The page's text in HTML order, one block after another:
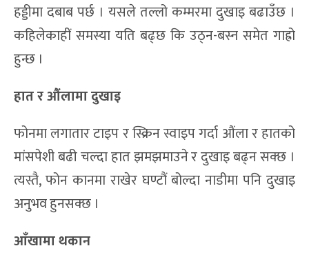
हड्डीमा दबाब पर्छ । यसले तल्लो कम्मरमा दुखाइ बढाउँछ ।
कहिलेकाहीं समस्या यति बढ्छ कि उठ्न-बस्न समेत गाह्रो
हुन्छ ।
हात र औंलामा दुखाइ
फोनमा लगातार टाइप र स्क्रिन स्वाइप गर्दा औंला र हातको
मांसपेशी बढी चल्दा हात झमझमाउने र दुखाइ बढ्न सक्छ ।
त्यस्तै, फोन कानमा राखेर घण्टौं बोल्दा नाडीमा पनि दुखाइ
अनुभव हुनसक्छ ।
आँखामा थकान